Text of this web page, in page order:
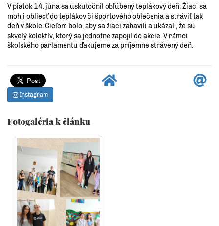
V piatok 14. júna sa uskutočnil obľúbený teplákový deň. Žiaci sa
mohli obliecť do teplákov či športového oblečenia a stráviť tak
deň v škole. Cieľom bolo, aby sa žiaci zabavili a ukázali, že sú
skvelý kolektív, ktorý sa jednotne zapojil do akcie. V rámci
školského parlamentu ďakujeme za príjemne strávený deň.
Instagram
Fotogaléria k článku